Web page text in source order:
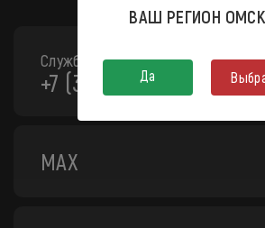
Служба поддержки:
+7 (3812) 208-130
MAX
ВАШ РЕГИОН ОМСК
Да